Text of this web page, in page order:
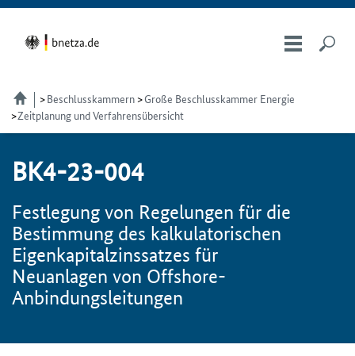
Beschlusskammern
Große Beschlusskammer Energie
Zeitplanung und Verfahrensübersicht
BK4-23-004
Festlegung von Regelungen für die
Bestimmung des kalkulatorischen
Eigenkapitalzinssatzes für
Neuanlagen von Offshore-
Anbindungsleitungen